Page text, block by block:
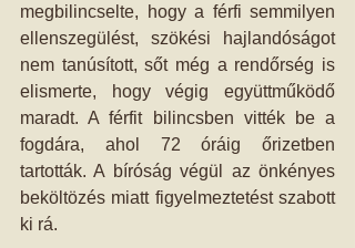
megbilincselte, hogy a férfi semmilyen
ellenszegülést, szökési hajlandóságot
nem tanúsított, sőt még a rendőrség is
elismerte, hogy végig együttműködő
maradt. A férfit bilincsben vitték be a
fogdára, ahol 72 óráig őrizetben
tartották. A bíróság végül az önkényes
beköltözés miatt figyelmeztetést szabott
ki rá.